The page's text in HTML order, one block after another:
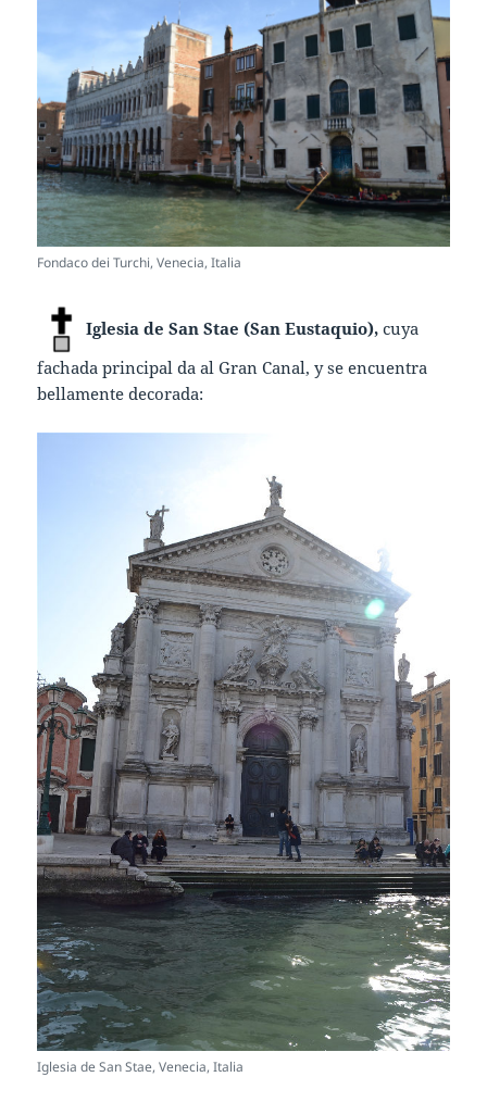
Fondaco dei Turchi, Venecia, Italia
Iglesia de San Stae (San Eustaquio),cuya
fachada principal da al Gran Canal, y se encuentra
bellamente decorada:
Iglesia de San Stae, Venecia, Italia